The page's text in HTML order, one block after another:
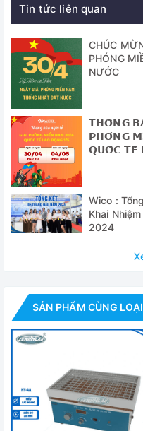
✅ Ứng dụng: có thể sử
cấy vi sinh vật, tế bào
rửa blot… Đặc biệt phù
gel, và trộn hóa chất.
✅ Có nhiều loại mặt lắc để
✅ Động cơ không chổi
tuổi thọ cao)
✅ Điều khiển tốc độ quay
✅ Bộ điều khiển chế độ
✅ Màn hình hiển thị LCD,
✅ Khởi động êm, có thể
✅ Độ ồn thấp, có thể lắc
✅ Chức năng lưu trữ
chuông báo (lỗi hệ
✅ Chế độ khóa sử
Shuttle được vô hiệu hóa)
Thông số kỹ thuật
Tin tức liên quan
CHÚC
PHÓNG
NƯỚC
𝗧𝗛𝗢̂𝗡𝗚
𝗣𝗛𝗢́𝗡𝗚
𝗤𝗨𝗢̂́𝗖 𝗧𝗘̂́
Wico :
Khai
2024
SẢN PHẨM CÙNG LOẠI